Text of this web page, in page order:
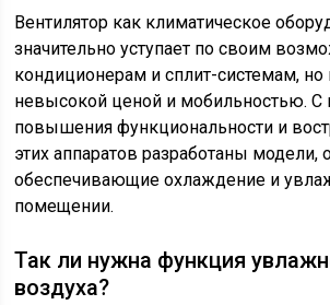
Вентилятор как климатическое
значительно уступает по своим
кондиционерам и сплит-системам,
невысокой ценой и мобильностью.
повышения функциональности и
этих аппаратов разработаны
обеспечивающие охлаждение и
помещении.
Так ли нужна функция
воздуха?